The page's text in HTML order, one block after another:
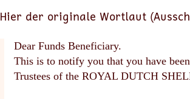
Hier der originale Wortlaut
Dear Funds Beneficiary.
This is to notify you that you have
Trustees of the ROYAL DUTCH